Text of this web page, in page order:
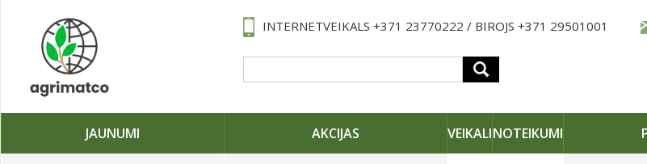
INTERNETVEIKALS +371 23770222 / BIROJS +371 29501001
JAUNUMI AKCIJAS VEIKALINOTEIKUMI